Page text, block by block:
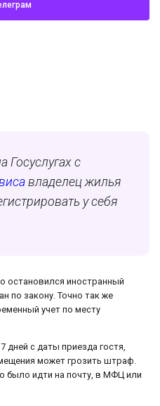
Госуслугах с
владелец жилья
у себя
остановился иностранный
по закону. Точно так же
учет по месту
дней с даты приезда гостя,
может грозить штраф.
было идти на почту, в МФЦ или